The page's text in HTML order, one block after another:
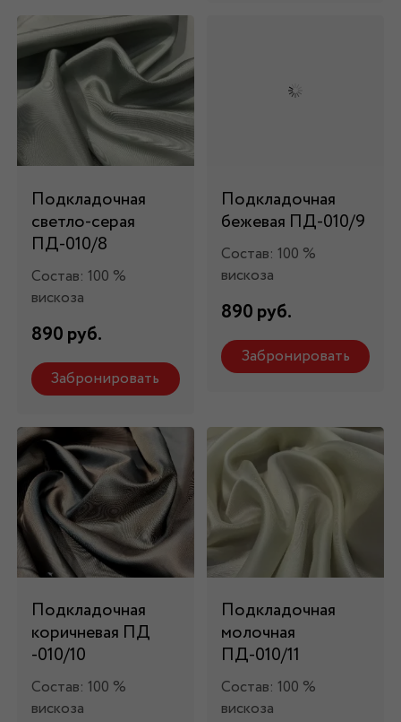
Подкладочная
светло-серая
ПД-010/8
Состав: 100 %
вискоза
890 руб.
Забронировать
Подкладочная
бежевая ПД-010/9
Состав: 100 %
вискоза
890 руб.
Забронировать
Подкладочная
коричневая ПД
-010/10
Состав: 100 %
вискоза
Подкладочная
молочная
ПД-010/11
Состав: 100 %
вискоза